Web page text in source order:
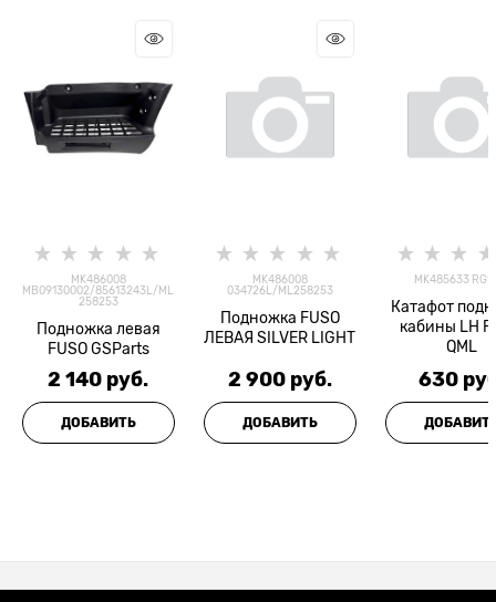
MK486008
MB09130002/85613243L/ML
258253
Подножка левая
FUSO GSParts
2 140 руб.
ДОБАВИТЬ
MK486008
034726L/ML258253
Подножка FUSO
ЛЕВАЯ SILVER LIGHT
2 900 руб.
ДОБАВИТЬ
MK485633
Катафот
кабины LH
QML
630